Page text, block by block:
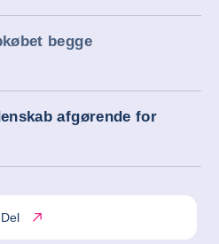
begge
afgørende for
Del